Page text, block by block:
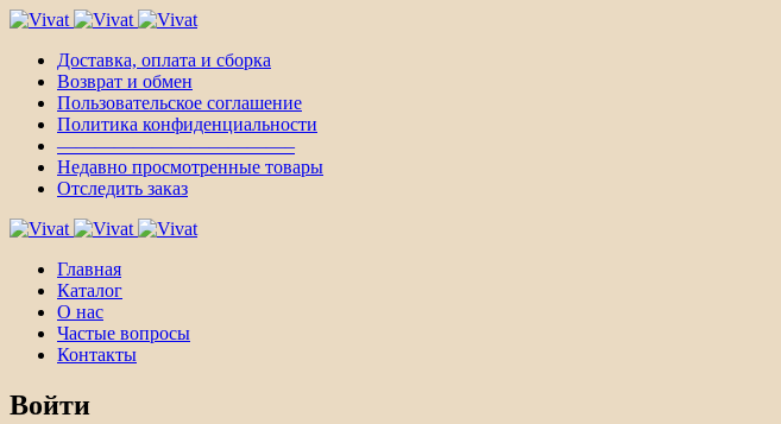
Доставка, оплата и сборка
Возврат и обмен
Пользовательское соглашение
Политика конфиденциальности
————————————–
Недавно просмотренные товары
Отследить заказ
Главная
Каталог
О нас
Частые вопросы
Контакты
Войти